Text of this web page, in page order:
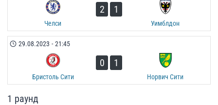
Челси
2 1
Уимблдон
29.08.2023 - 21:45
Бристоль Сити
0 1
Норвич Сити
1 раунд